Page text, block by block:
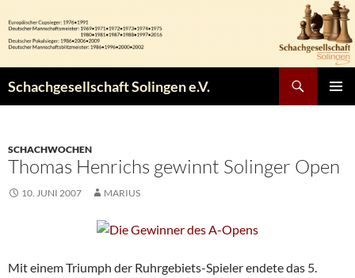
Inhalt
springen
Schachgesellschaft Solingen e.V.
SCHACHWOCHEN
Thomas Henrichs gewinnt Solinger Open
10. JUNI 2007 MARIUS
Mit einem Triumph der Ruhrgebiets-Spieler endete das 5.